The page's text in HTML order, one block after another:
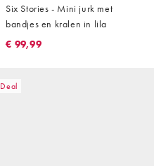
Six Stories - Mini jurk met
bandjes en kralen in lila
€ 99,99
Deal